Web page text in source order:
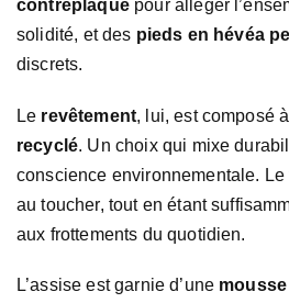
contreplaquépour alléger
solidité, et des pieds en hévéa
discrets.
Le revêtement, lui, est composé
recyclé. Un choix qui mixe
conscience environnementale.
au toucher, tout en étant
aux frottements du quotidien.
L’assise est garnie d’une mousse